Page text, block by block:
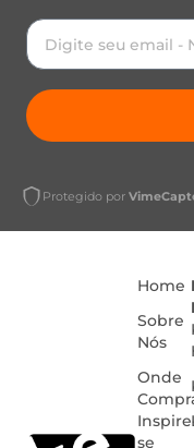
Protegido por
Home
Sobre
Nós
Onde
se